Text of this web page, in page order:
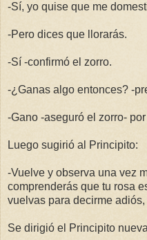
-Sí, yo quise que me
-Pero dices que llorarás.
-Sí -confirmó el zorro.
-¿Ganas algo entonces? -
-Gano -aseguró el zorro-
Luego sugirió al Principito:
-Vuelve y observa una vez
comprenderás que tu rosa
vuelvas para decirme
Se dirigió el Principito